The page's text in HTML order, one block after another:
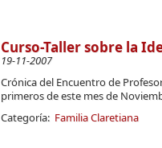
Curso-Taller sobre la
19-11-2007
Crónica del Encuentro de
primeros de este mes de
Categoría: Familia Claretiana